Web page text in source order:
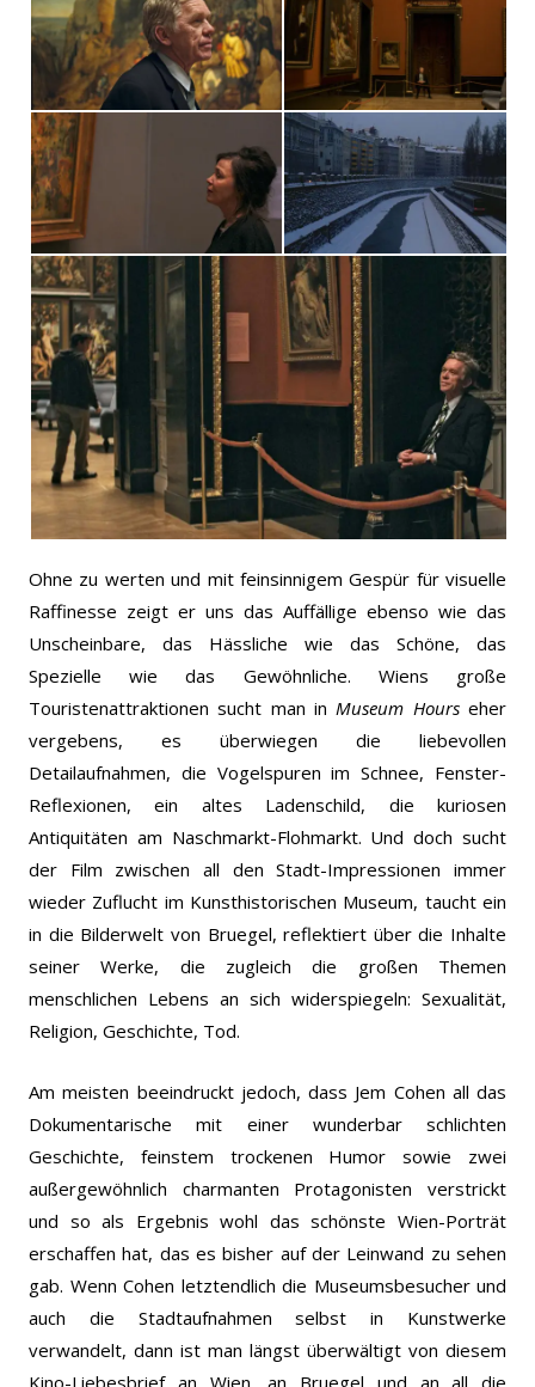
Ohne zu werten und mit feinsinnigem Gespür für visuelle
Raffinesse zeigt er uns das Auffällige ebenso wie das
Unscheinbare, das Hässliche wie das Schöne, das
Spezielle wie das Gewöhnliche. Wiens große
Touristenattraktionen sucht man in Museum Hourseher
vergebens, es überwiegen die liebevollen
Detailaufnahmen, die Vogelspuren im Schnee, Fenster-
Reflexionen, ein altes Ladenschild, die kuriosen
Antiquitäten am Naschmarkt-Flohmarkt. Und doch sucht
der Film zwischen all den Stadt-Impressionen immer
wieder Zuflucht im Kunsthistorischen Museum, taucht ein
in die Bilderwelt von Bruegel, reflektiert über die Inhalte
seiner Werke, die zugleich die großen Themen
menschlichen Lebens an sich widerspiegeln: Sexualität,
Religion, Geschichte, Tod.
Am meisten beeindruckt jedoch, dass Jem Cohen all das
Dokumentarische mit einer wunderbar schlichten
Geschichte, feinstem trockenen Humor sowie zwei
außergewöhnlich charmanten Protagonisten verstrickt
und so als Ergebnis wohl das schönste Wien-Porträt
erschaffen hat, das es bisher auf der Leinwand zu sehen
gab. Wenn Cohen letztendlich die Museumsbesucher und
auch die Stadtaufnahmen selbst in Kunstwerke
verwandelt, dann ist man längst überwältigt von diesem
Kino-Liebesbrief an Wien, an Bruegel und an all die